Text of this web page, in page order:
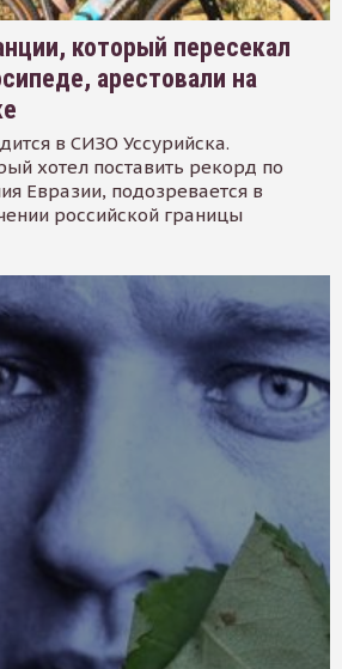
который пересекал
арестовали на
в СИЗО Уссурийска.
хотел поставить рекорд по
Евразии, подозревается в
российской границы